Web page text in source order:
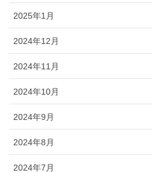
2025年1月
2024年12月
2024年11月
2024年10月
2024年9月
2024年8月
2024年7月